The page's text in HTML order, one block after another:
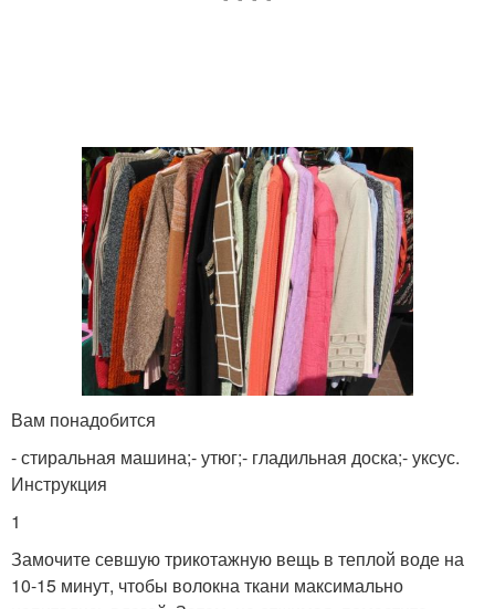
Вам понадобится
- стиральная машина;- утюг;- гладильная доска;- уксус.
Инструкция
1
Замочите севшую трикотажную вещь в теплой воде на
10-15 минут, чтобы волокна ткани максимально